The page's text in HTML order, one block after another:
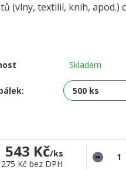
(vlny, textilií, knih, apod.)
Skladem
543 Kč/ks
Kč bez DPH